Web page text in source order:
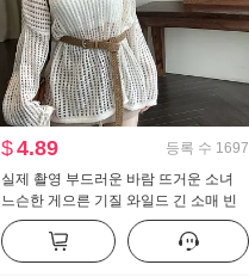
$4.89 등록 수 1697
실제 촬영 부드러운 바람 뜨거운 소녀
느슨한 게으른 기질 와일드 긴 소매 빈
뜨개질 블라우스 캐미솔